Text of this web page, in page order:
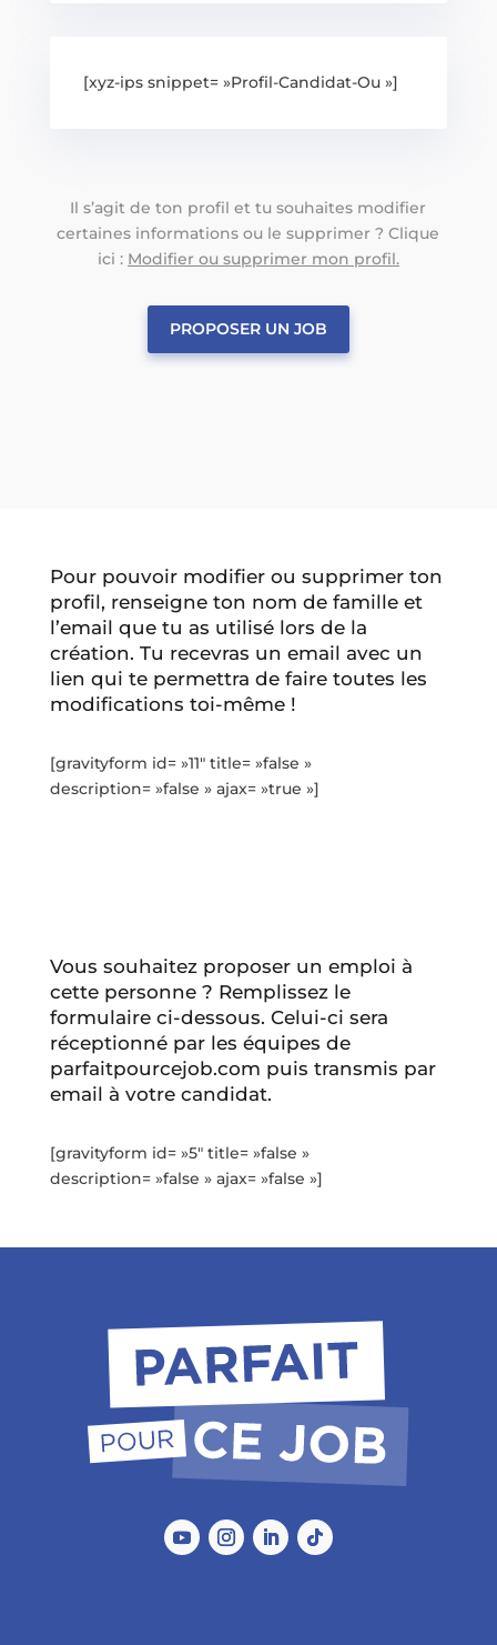
[xyz-ips snippet= »Profil-Candidat-Ou »]
Il s’agit de ton profil et tu souhaites modifier
certaines informations ou le supprimer ? Clique
ici : Modifier ou supprimer mon profil.
PROPOSER UN JOB
Pour pouvoir modifier ou supprimer ton
profil, renseigne ton nom de famille et
l’email que tu as utilisé lors de la
création. Tu recevras un email avec un
lien qui te permettra de faire toutes les
modifications toi-même !
[gravityform id= »11″ title= »false »
description= »false » ajax= »true »]
Vous souhaitez proposer un emploi à
cette personne ? Remplissez le
formulaire ci-dessous. Celui-ci sera
réceptionné par les équipes de
parfaitpourcejob.com puis transmis par
email à votre candidat.
[gravityform id= »5″ title= »false »
description= »false » ajax= »false »]